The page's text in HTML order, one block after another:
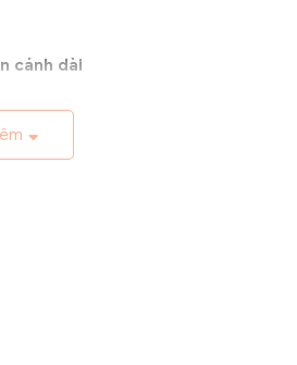
cánh dài
được làm thủ công và chạy bằng điện
với sự tiến bộ của công nghệ điện.